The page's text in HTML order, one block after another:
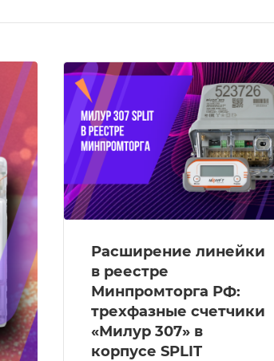
Расширение линейки
в реестре
Минпромторга РФ:
трехфазные счетчики
«Милур 307» в
корпусе SPLIT